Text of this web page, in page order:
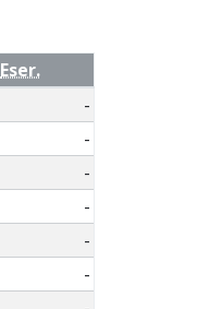
Eser.
-
-
-
-
-
-